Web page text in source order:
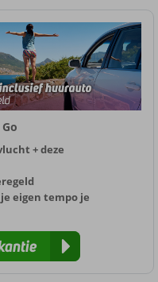
+ deze
eigen tempo je